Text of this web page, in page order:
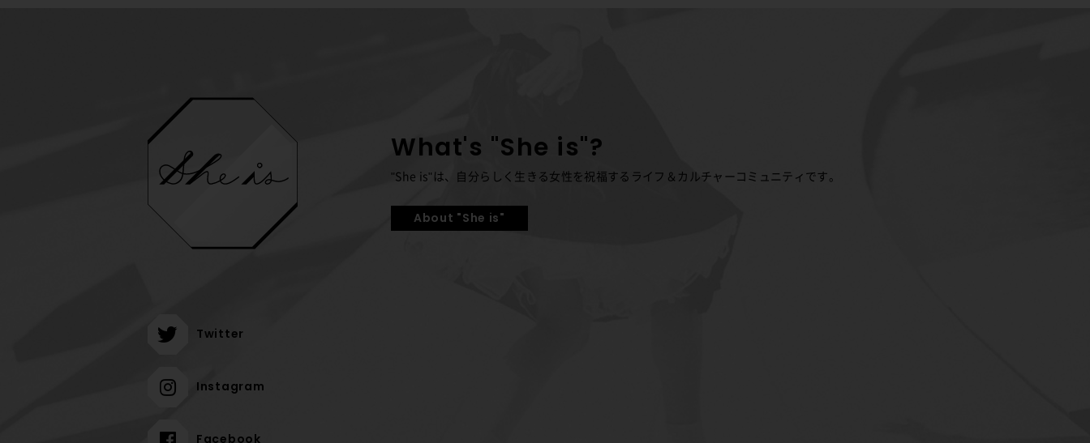
Twitter
Instagram
Facebook
What's "She is"?
"She is"は、自分らしく生きる女性を祝福する ライフ＆カルチャーコミュニティです。
About "She is"